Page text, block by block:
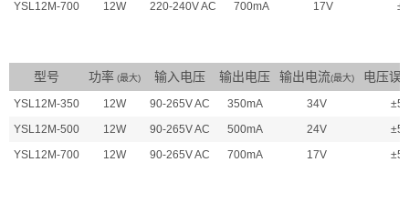
YSL12M-700
12W 220-240V AC 700mA 17V
型号 功率 (最大) 输入电压 输出电压 输出电流(最大) 电压误
YSL 12M-350 12W 90-265V AC 350mA 34V
YSL 12M-500 12W 90-265V AC 500mA 24V
YSL 12M-700 12W 90-265V AC 700mA 17V